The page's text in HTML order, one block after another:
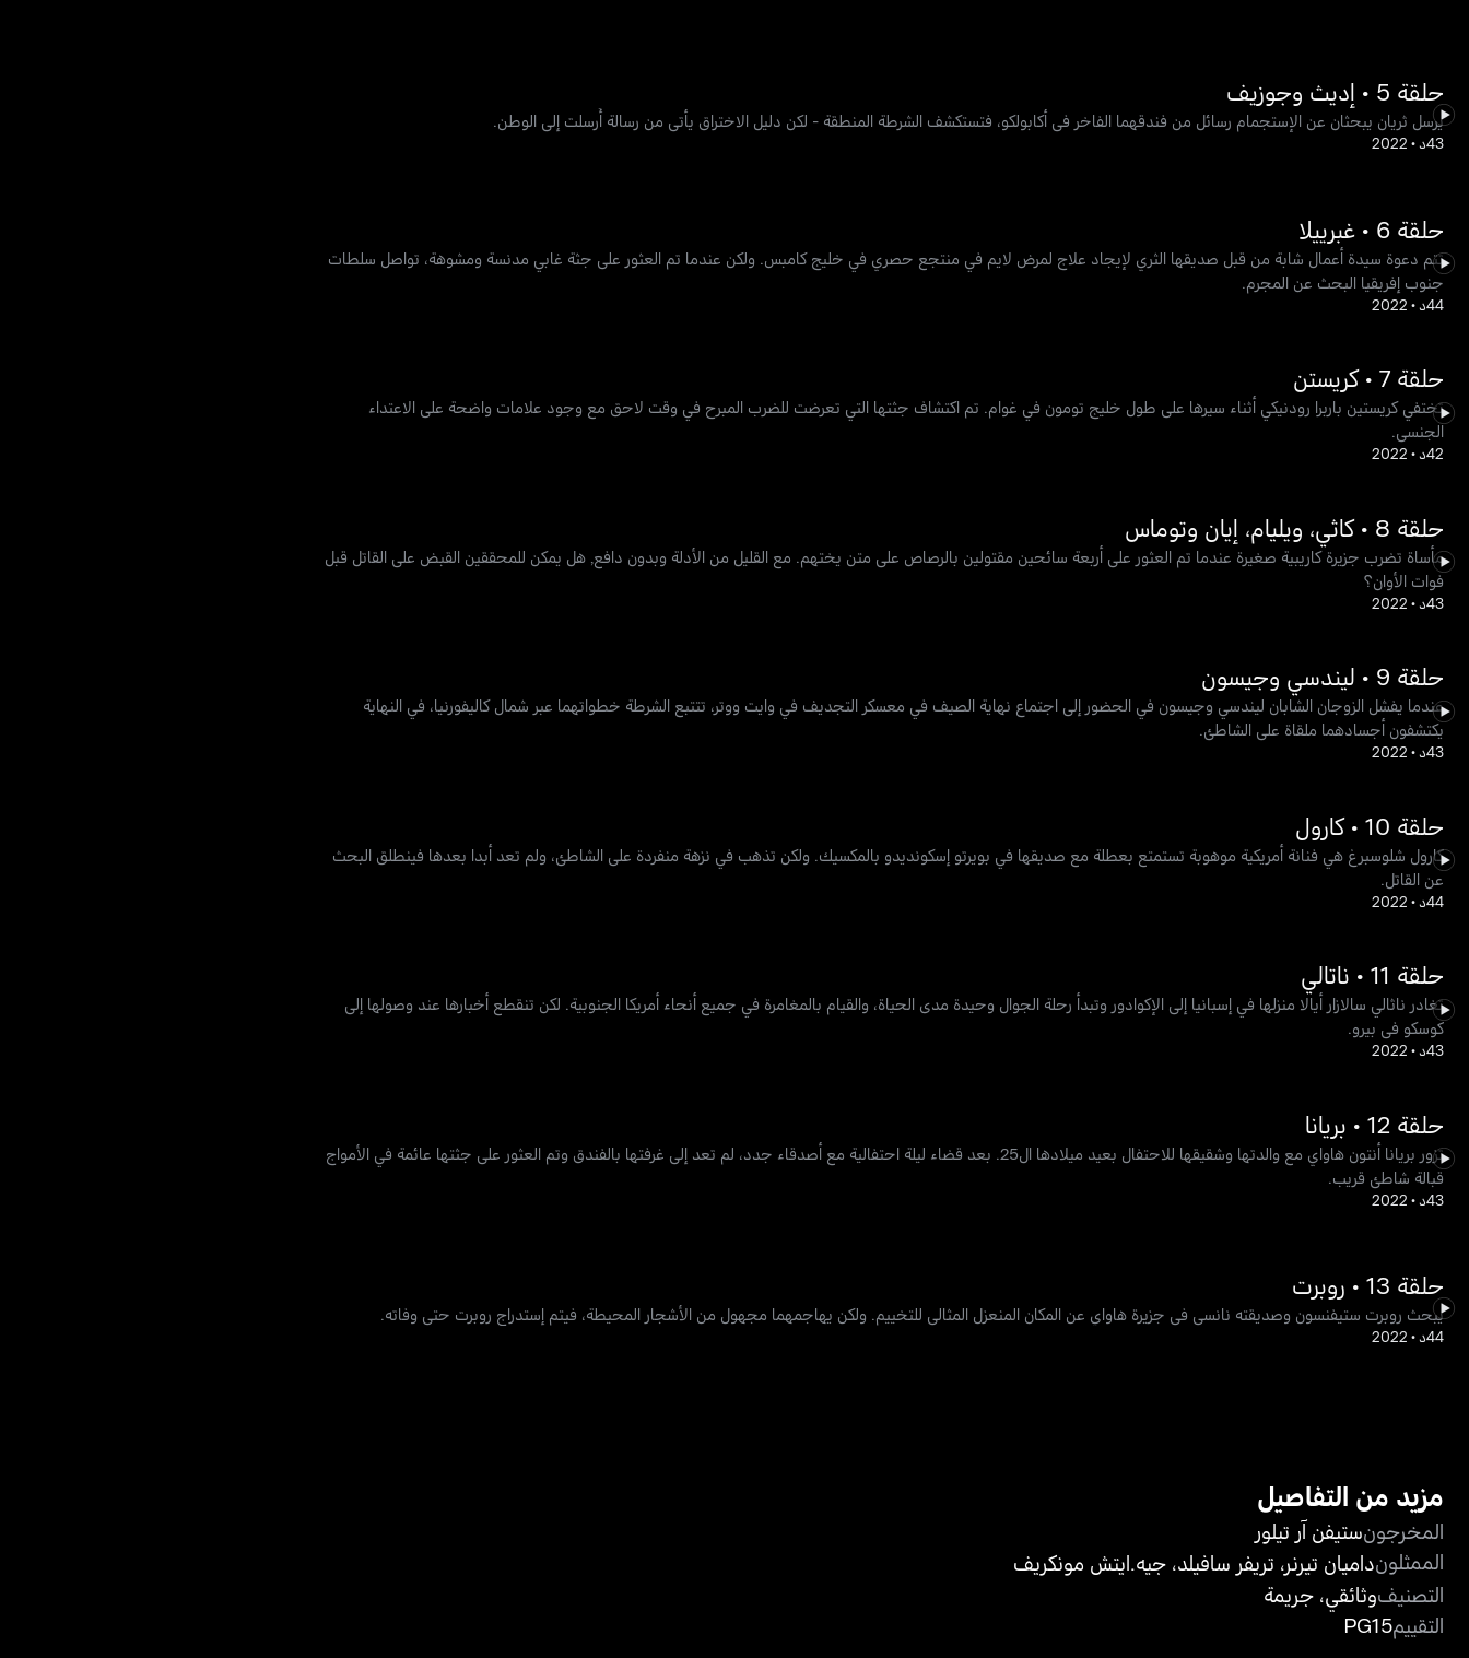
حلقة 5 • إديث وجوزيف
يرسل ثريان يبحثان عن الإستجمام رسائل من فندقهما الفاخر في أكابولكو، فتستكشف الشرطة المنطقة - لكن دليل الاختراق يأتي من رسالة أُرسلت إلى الوطن.
43د •
2022
حلقة 6 • غبرييلا
تتم دعوة سيدة أعمال شابة من قبل صديقها الثري لإيجاد علاج لمرض لايم في منتجع حصري في خليج كامبس. ولكن عندما تم العثور على جثة غابي مدنسة ومشوهة، تواصل سلطات
جنوب إفريقيا البحث عن المجرم.
44د •
2022
حلقة 7 • كريستن
تختفي كريستين باربرا رودنيكي أثناء سيرها على طول خليج تومون في غوام. تم اكتشاف جثتها التي تعرضت للضرب المبرح في وقت لاحق مع وجود علامات واضحة على الاعتداء
الجنسي.
42د •
2022
حلقة 8 • كاثي، ويليام، إيان وتوماس
مأساة تضرب جزيرة كاريبية صغيرة عندما تم العثور على أربعة سائحين مقتولين بالرصاص على متن يختهم. مع القليل من الأدلة وبدون دافع, هل يمكن للمحققين القبض على القاتل قبل
فوات الأوان؟
43د •
2022
حلقة 9 • ليندسي وجيسون
عندما يفشل الزوجان الشابان ليندسي وجيسون في الحضور إلى اجتماع نهاية الصيف في معسكر التجديف في وايت ووتر، تتتبع الشرطة خطواتهما عبر شمال كاليفورنيا، في النهاية
يكتشفون أجسادهما ملقاة على الشاطئ.
43د •
2022
حلقة 10 • كارول
كارول شلوسبرغ هي فنانة أمريكية موهوبة تستمتع بعطلة مع صديقها في بويرتو إسكونديدو بالمكسيك. ولكن تذهب في نزهة منفردة على الشاطئ، ولم تعد أبدا بعدها فينطلق البحث
عن القاتل.
44د •
2022
حلقة 11 • ناتالي
تغادر ناثالي سالازار أيالا منزلها في إسبانيا إلى الإكوادور وتبدأ رحلة الجوال وحيدة مدى الحياة، والقيام بالمغامرة في جميع أنحاء أمريكا الجنوبية. لكن تنقطع أخبارها عند وصولها إلى
كوسكو في بيرو.
43د •
2022
حلقة 12 • بريانا
تزور بريانا أنتون هاواي مع والدتها وشقيقها للاحتفال بعيد ميلادها ال25. بعد قضاء ليلة احتفالية مع أصدقاء جدد، لم تعد إلى غرفتها بالفندق وتم العثور على جثتها عائمة في الأمواج
قبالة شاطئ قريب.
43د •
2022
حلقة 13 • روبرت
يبحث روبرت ستيفنسون وصديقته نانسي في جزيرة هاواي عن المكان المنعزل المثالي للتخييم. ولكن يهاجمهما مجهول من الأشجار المحيطة، فيتم إستدراج روبرت حتى وفاته.
44د •
2022
مزيد من التفاصيل
المخرجونستيفن آر تيلور
الممثلونداميان تيرنر، تريفر سافيلد، جيه.ايتش مونكريف
التصنيفوثائقي، جريمة
التقييمPG15